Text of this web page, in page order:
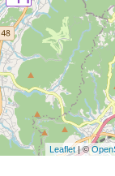
Leaflet| ©